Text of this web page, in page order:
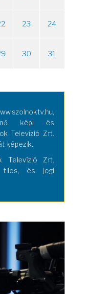
23 24
30 31
képi és
Televízió Zrt.
képezik.
Televízió Zrt.
tilos, és jogi